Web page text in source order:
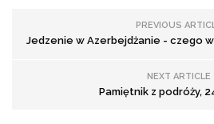
PREVIOUS
Jedzenie w Azerbejdżanie - czego
NEXT ARTICLE
Pamiętnik z podróży,